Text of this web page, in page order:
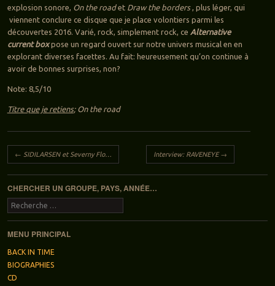
explosion sonore, On the roadet Draw the borders, plus léger, qui
viennent conclure ce disque que je place volontiers parmi les
découvertes 2016. Varié, rock, simplement rock, ce Alternative
current boxpose un regard ouvert sur notre univers musical en en
explorant diverses facettes. Au fait: heureusement qu’on continue à
avoir de bonnes surprises, non?
Note: 8,5/10
Titre que je retiens; On the road
Navigation des articles
← SIDILARSEN et Severny Flot Live (Paris, le Divan du Monde, le 11 octobre 2016) Interview: RAVENEYE→
CHERCHER UN GROUPE, PAYS, ANNÉE…
Recherche
MENU PRINCIPAL
BACK IN TIME
BIOGRAPHIES
CD